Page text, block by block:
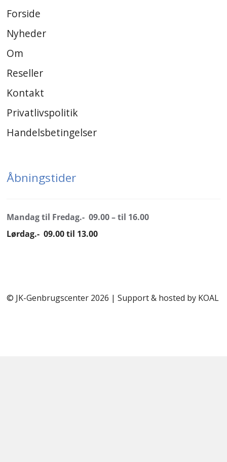
Forside
Nyheder
Om
Reseller
Kontakt
Privatlivspolitik
Handelsbetingelser
Åbningstider
Mandag til Fredag.- 09.00 – til 16.00
Lørdag.- 09.00 til 13.00
© JK-Genbrugscenter 2026 | Support & hosted by KOAL